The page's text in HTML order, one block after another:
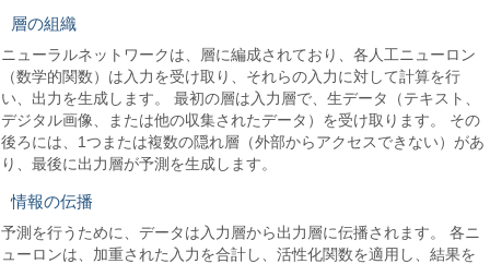
層の組織
ニューラルネットワークは、層に編成されており、各人工ニューロン
（数学的関数）は入力を受け取り、それらの入力に対して計算を行
い、出力を生成します。 最初の層は入力層で、生データ（テキスト、
デジタル画像、または他の収集されたデータ）を受け取ります。 その
後ろには、1つまたは複数の隠れ層（外部からアクセスできない）があ
り、最後に出力層が予測を生成します。
情報の伝播
予測を行うために、データは入力層から出力層に伝播されます。 各ニ
ューロンは、加重された入力を合計し、活性化関数を適用し、結果を